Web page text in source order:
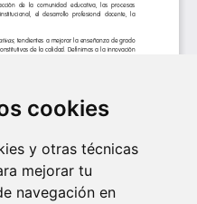
cookies
y otras técnicas
mejorar tu
navegación en